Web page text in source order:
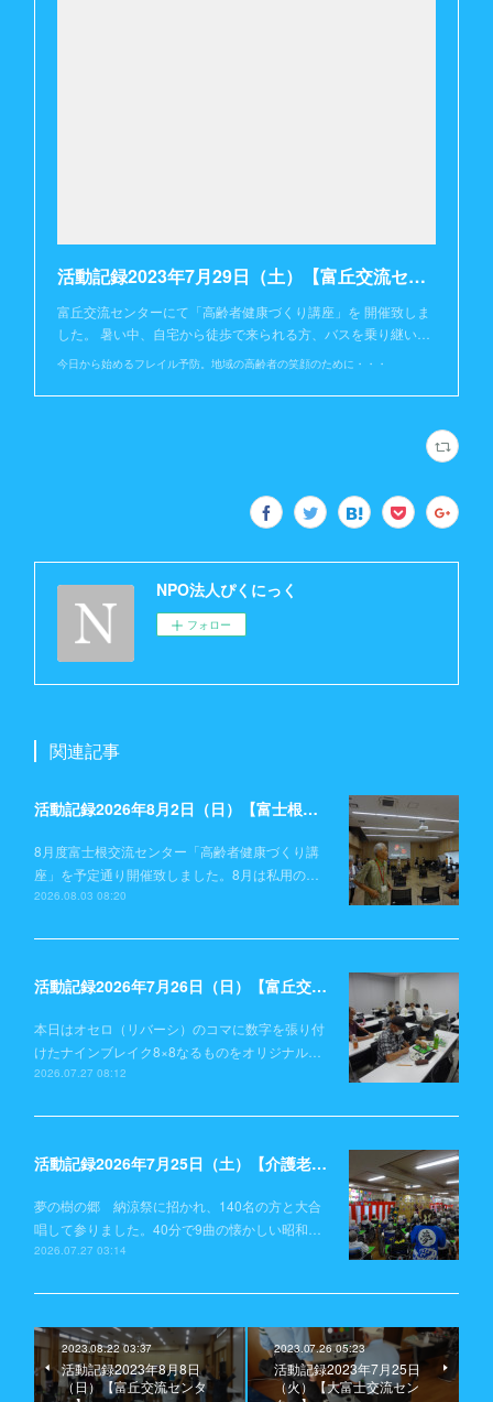
活動記録2023年7月29日（土）【富丘交流センター】
富丘交流センターにて「高齢者健康づくり講座」を 開催致しま
した。 暑い中、自宅から徒歩で来られる方、バスを乗り継い…
今日から始めるフレイル予防。地域の高齢者の笑顔のために・・・
NPO法人ぴくにっく
フォロー
関連記事
活動記録2026年8月2日（日）【富士根交流センター】
8月度富士根交流センター「高齢者健康づくり講
座」を予定通り開催致しました。8月は私用の…
2026.08.03 08:20
活動記録2026年7月26日（日）【富丘交流センター】
本日はオセロ（リバーシ）のコマに数字を張り付
けたナインブレイク8×8なるものをオリジナル…
2026.07.27 08:12
活動記録2026年7月25日（土）【介護老人保健施設 夢の樹の郷】
夢の樹の郷 納涼祭に招かれ、140名の方と大合
唱して参りました。40分で9曲の懐かしい昭和…
2026.07.27 03:14
2023.08.22 03:37
活動記録2023年8月8日
（日）【富丘交流センタ
2023.07.26 05:23
活動記録2023年7月25日
（火）【大富士交流セン